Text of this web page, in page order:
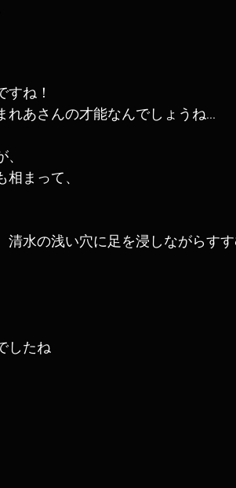
ね！
あさんの才能なんでしょうね...
まって、
清水の浅い穴に足を浸しながらす
したね